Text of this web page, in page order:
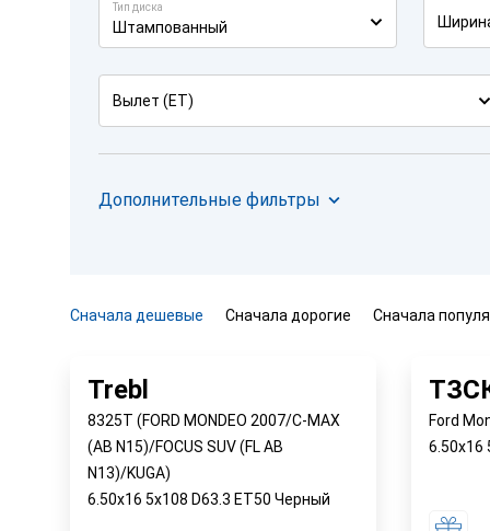
Тип диска
Штампованный
Вылет (ET)
Дополнительные фильтры
Сначала дешевые Сначала дорогие Сначала
Trebl
8325T (FORD MONDEO 2007/C-MAX
(AB N15)/FOCUS SUV (FL AB
N13)/KUGA)
6.50x16 5x108 D63.3 ET50 Черный
Ford
6.50x16